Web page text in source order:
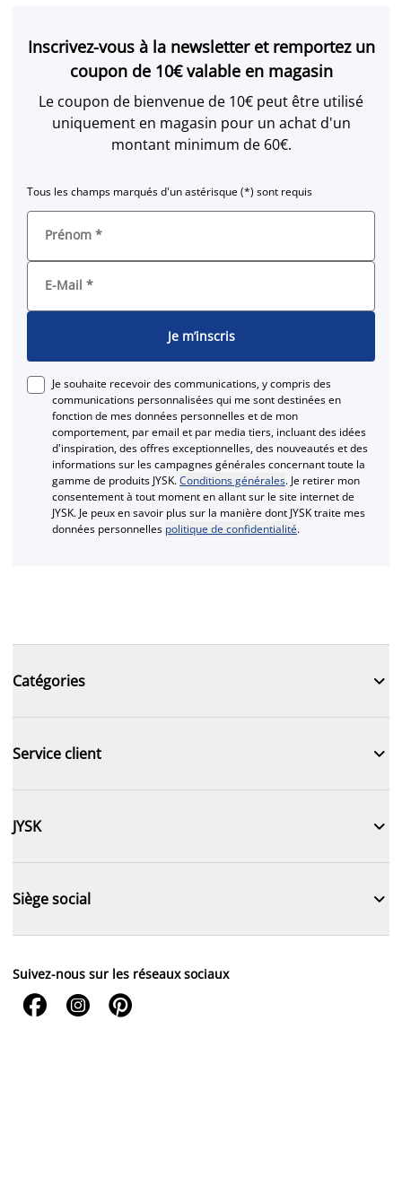
Inscrivez-vous à la newsletter et remportez un
coupon de 10€ valable en magasin
Le coupon de bienvenue de 10€ peut être utilisé
uniquement en magasin pour un achat d'un
montant minimum de 60€.
Tous les champs marqués d'un astérisque (*) sont requis
Prénom *
E-Mail *
Je m’inscris
Je souhaite recevoir des communications, y compris des
communications personnalisées qui me sont destinées en
fonction de mes données personnelles et de mon
comportement, par email et par media tiers, incluant des idées
d'inspiration, des offres exceptionnelles, des nouveautés et des
informations sur les campagnes générales concernant toute la
gamme de produits JYSK.Conditions générales. Je retirer mon
consentement à tout moment en allant sur le site internet de
JYSK. Je peux en savoir plus sur la manière dont JYSK traite mes
données personnelles politique de confidentialité.
Catégories 
Service client 
JYSK 
Siège social 
Suivez-nous sur les réseaux sociaux
  